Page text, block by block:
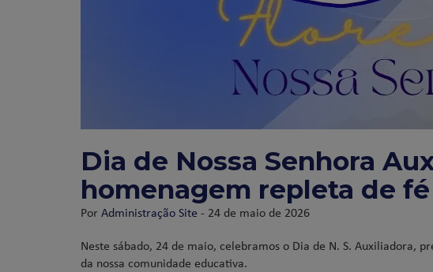
Dia de Nossa Senhora
homenagem repleta de
PorAdministração Site - 24 de maio de 2026
Neste sábado, 24 de maio, celebramos o Dia de N. S. Auxiliadora,
da nossa comunidade educativa.